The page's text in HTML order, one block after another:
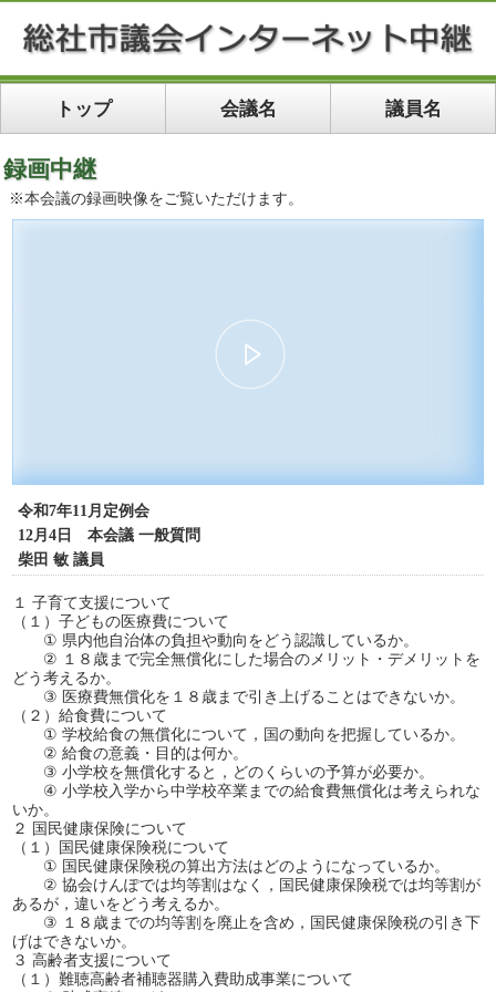
トップ 会議名 議員名
録画中継
※本会議の録画映像をご覧いただけます。
令和7年11月定例会
12月4日 本会議 一般質問
柴田 敏 議員
１ 子育て支援について
（１）子どもの医療費について
① 県内他自治体の負担や動向をどう認識しているか。
② １８歳まで完全無償化にした場合のメリット・デメリットを
どう考えるか。
③ 医療費無償化を１８歳まで引き上げることはできないか。
（２）給食費について
① 学校給食の無償化について，国の動向を把握しているか。
② 給食の意義・目的は何か。
③ 小学校を無償化すると，どのくらいの予算が必要か。
④ 小学校入学から中学校卒業までの給食費無償化は考えられな
いか。
２ 国民健康保険について
（１）国民健康保険税について
① 国民健康保険税の算出方法はどのようになっているか。
② 協会けんぽでは均等割はなく，国民健康保険税では均等割が
あるが，違いをどう考えるか。
③ １８歳までの均等割を廃止を含め，国民健康保険税の引き下
げはできないか。
３ 高齢者支援について
（１）難聴高齢者補聴器購入費助成事業について